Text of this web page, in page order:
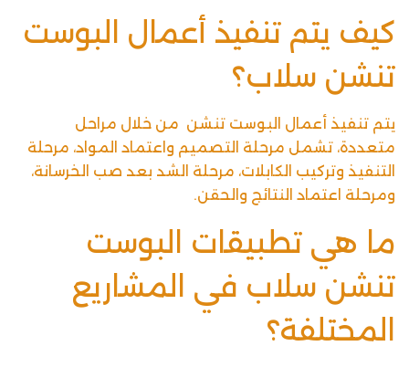
كيف يتم تنفيذ أعمال البوست
تنشن سلاب؟
يتم تنفيذ أعمال البوست تنشن من خلال مراحل
متعددة، تشمل مرحلة التصميم واعتماد المواد، مرحلة
التنفيذ وتركيب الكابلات، مرحلة الشد بعد صب الخرسانة،
ومرحلة اعتماد النتائج والحقن.
ما هي تطبيقات البوست
تنشن سلاب في المشاريع
المختلفة؟